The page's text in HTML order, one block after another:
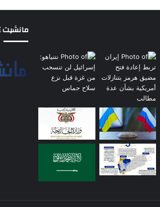
مانشيت MANCHETTE